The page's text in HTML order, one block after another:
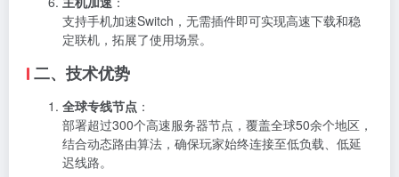
支持手机加速Switch，无需插件即可实现高速下载和稳
定联机，拓展了使用场景。
二、技术优势
全球专线节点 ：
部署超过300个高速服务器节点，覆盖全球50余个地区，
结合动态路由算法，确保玩家始终连接至低负载、低延
迟线路。